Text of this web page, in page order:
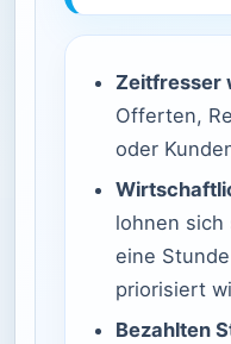
Zeitfresser
Offerten,
oder
lohnen sich
eine
priorisiert
Bezahlten